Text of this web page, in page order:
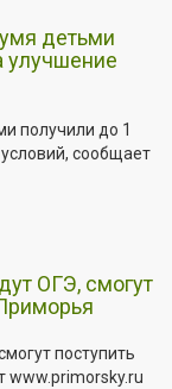
детьми
улучшение
получили до 1
сообщает
ОГЭ, смогут
поступить
www.primorsky.ru